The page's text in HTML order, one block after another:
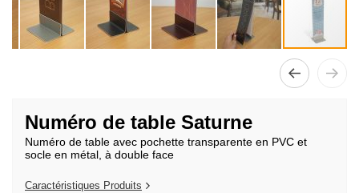
début
d’images
Numéro de table Saturne
Numéro de table avec pochette transparente en PVC et
socle en métal, à double face
Caractéristiques Produits